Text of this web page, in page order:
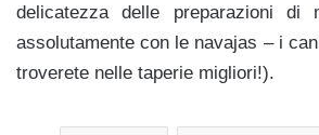
delicatezza delle preparazioni di
assolutamente con le navajas – i
troverete nelle taperie migliori!).